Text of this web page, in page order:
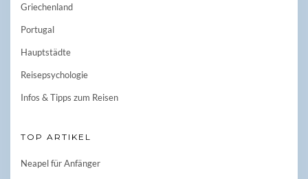
Griechenland
Portugal
Hauptstädte
Reisepsychologie
Infos & Tipps zum Reisen
TOP ARTIKEL
Neapel für Anfänger